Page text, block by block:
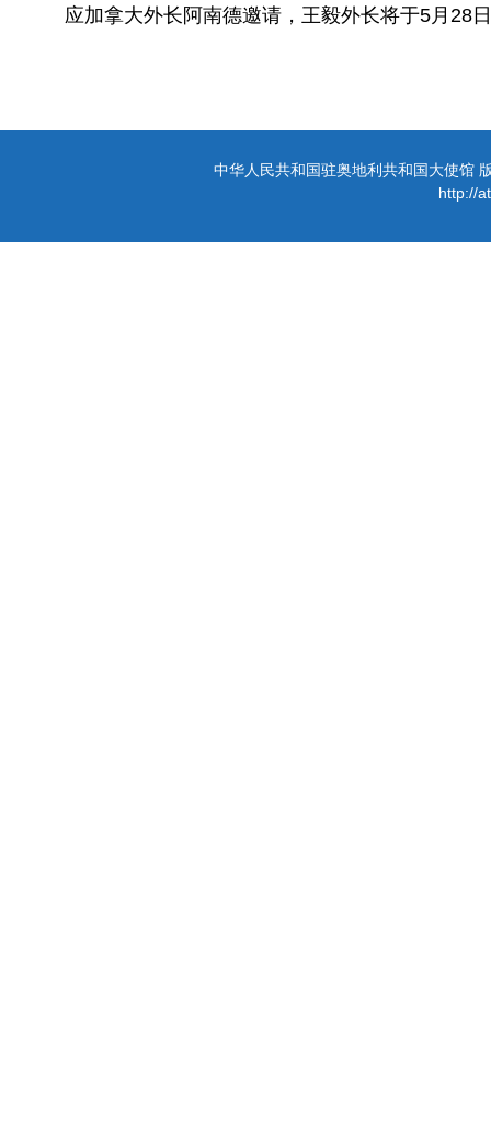
应加拿大外长阿南德邀请，王毅外长将于5月28
中华人民共和国驻奥地利共和国大使馆
http://